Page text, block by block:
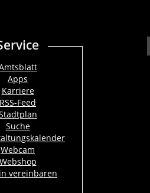
Apps
Karriere
RSS-Feed
Suche
Webcam
Webshop
vereinbaren